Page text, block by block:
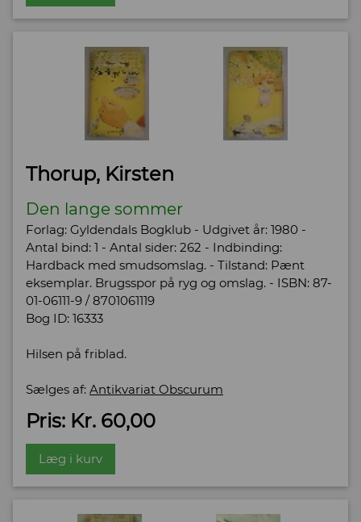
Thorup, Kirsten
Den lange sommer
Forlag: Gyldendals Bogklub - Udgivet år: 1980 -
Antal bind: 1 - Antal sider: 262 - Indbinding:
Hardback med smudsomslag. - Tilstand: Pænt
eksemplar. Brugsspor på ryg og omslag. - ISBN: 87-
01-06111-9 / 8701061119
Bog ID: 16333
Hilsen på friblad.
Sælges af: Antikvariat Obscurum
Pris: Kr. 60,00
Læg i kurv